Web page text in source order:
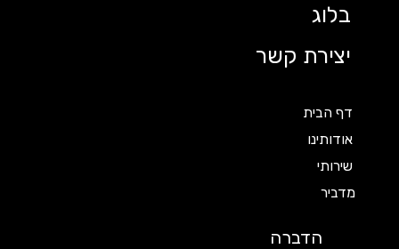
בלוג
יצירת קשר
דף הבית
אודותינו
שירותי
מדביר
הדברה